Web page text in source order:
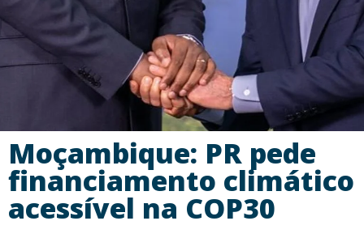
Moçambique: PR pede
financiamento climático
acessível na COP30